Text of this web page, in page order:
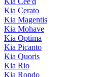
Kia Cerato
Kia Magentis
Kia Mohave
Kia Optima
Kia Picanto
Kia Quoris
Kia Rio
Kia Rondo